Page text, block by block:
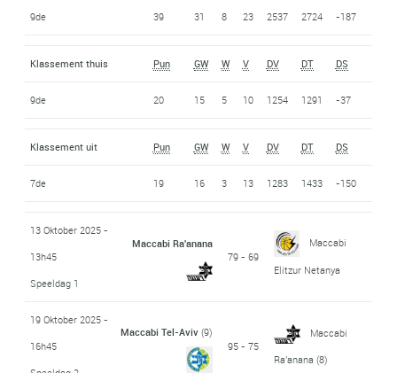
9de 39 31 8 23 2537 2724 -187
Klassement thuis Pun GW W V DV DT DS
9de 20 15 5 10 1254 1291 -37
Klassement uit Pun GW W V DV DT DS
7de 19 16 3 13 1283 1433 -150
13 Oktober 2025 -
13h45
Speeldag 1
Maccabi Ra'anana
79 - 69
Maccabi
Elitzur Netanya
19 Oktober 2025 -
16h45
Maccabi Tel-Aviv(9)
95 - 75
Maccabi
Ra'anana (8)